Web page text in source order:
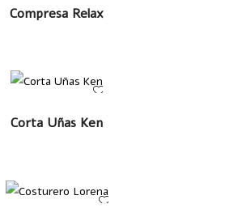
LEER MÁS
Compresa Relax
LEER MÁS
Corta Uñas Ken